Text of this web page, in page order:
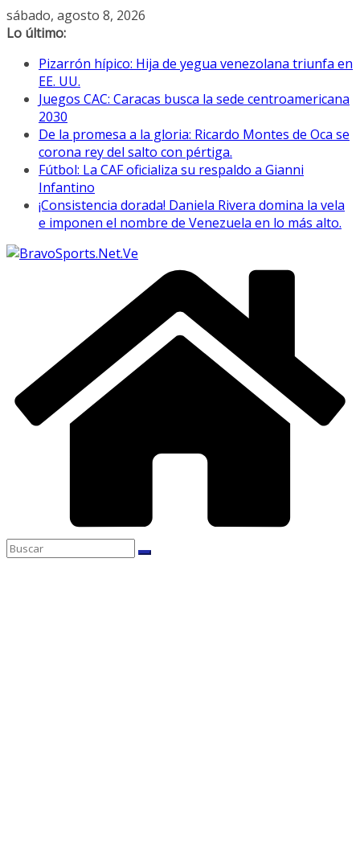
Saltar
al
sábado, agosto 8, 2026
Lo último:
Pizarrón hípico: Hija de yegua venezolana triunfa en
EE. UU.
Juegos CAC: Caracas busca la sede centroamericana
2030
De la promesa a la gloria: Ricardo Montes de Oca se
corona rey del salto con pértiga.
Fútbol: La CAF oficializa su respaldo a Gianni
Infantino
¡Consistencia dorada! Daniela Rivera domina la vela
e imponen el nombre de Venezuela en lo más alto.